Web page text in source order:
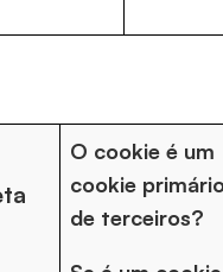
O cookie é um
cookie
de terceiros?